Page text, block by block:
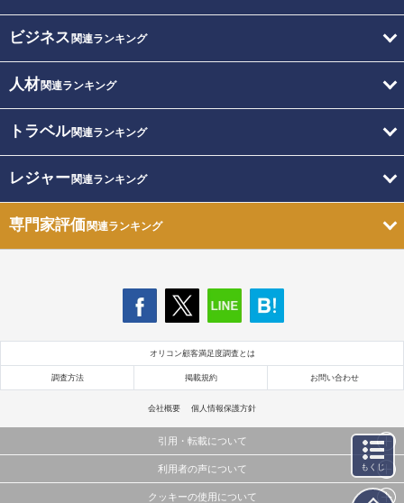
ビジネス 関連ランキング
人材関連ランキング
トラベル関連ランキング
レジャー関連ランキング
専門家評価関連ランキング
オリコン顧客満足度調査とは
調査方法 掲載規約 お問い合わせ
会社概要 個人情報保護方針
引用・転載について
当サイトで公開されている情報（文字、写真、イラスト、画像データ等）及びこれらの配置・
利用者の声について
当サイトに掲載している内容はすべてサービスの利用者が提出された見解・感想です。
クッキーの使用について
もくじ